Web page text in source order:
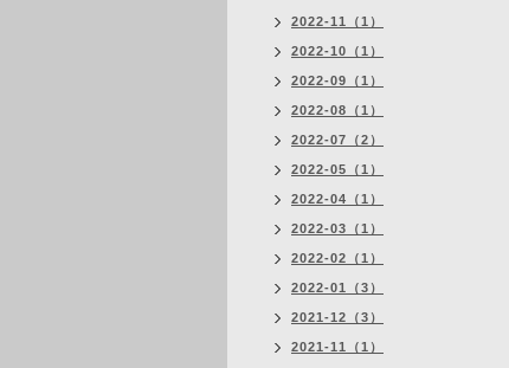
2022-11（1）
2022-10（1）
2022-09（1）
2022-08（1）
2022-07（2）
2022-05（1）
2022-04（1）
2022-03（1）
2022-02（1）
2022-01（3）
2021-12（3）
2021-11（1）